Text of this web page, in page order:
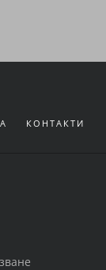
КОНТАКТИ